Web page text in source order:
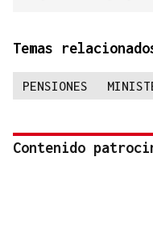
Temas
PENSIONES
Contenido